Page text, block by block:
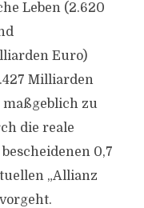
Leben (2.620
Euro)
Milliarden
zu
die reale
0,7
„Allianz